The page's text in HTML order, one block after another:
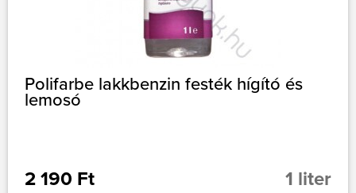
Polifarbe lakkbenzin festék hígító és
lemosó
2 190 Ft 1 liter